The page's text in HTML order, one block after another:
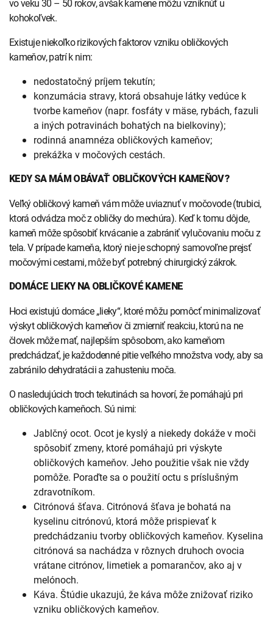
vo veku 30 – 50 rokov, avšak kamene môžu vzniknúť u
kohokoľvek.
Existuje niekoľko rizikových faktorov vzniku obličkových
kameňov, patrí k nim:
nedostatočný príjem tekutín;
konzumácia stravy, ktorá obsahuje látky vedúce k
tvorbe kameňov (napr. fosfáty v mäse, rybách, fazuli
a iných potravinách bohatých na bielkoviny);
rodinná anamnéza obličkových kameňov;
prekážka v močových cestách.
KEDY SA MÁM OBÁVAŤ OBLIČKOVÝCH KAMEŇOV?
Veľký obličkový kameň vám môže uviaznuť v močovode (trubici,
ktorá odvádza moč z obličky do mechúra). Keď k tomu dôjde,
kameň môže spôsobiť krvácanie a zabrániť vylučovaniu moču z
tela. V prípade kameňa, ktorý nie je schopný samovoľne prejsť
močovými cestami, môže byť potrebný chirurgický zákrok.
DOMÁCE LIEKY NA OBLIČKOVÉ KAMENE
Hoci existujú domáce „lieky“, ktoré môžu pomôcť minimalizovať
výskyt obličkových kameňov či zmierniť reakciu, ktorú na ne
človek môže mať, najlepším spôsobom, ako kameňom
predchádzať, je každodenné pitie veľkého množstva vody, aby sa
zabránilo dehydratácii a zahusteniu moča.
O nasledujúcich troch tekutinách sa hovorí, že pomáhajú pri
obličkových kameňoch. Sú nimi:
Jablčný ocot. Ocot je kyslý a niekedy dokáže v moči
spôsobiť zmeny, ktoré pomáhajú pri výskyte
obličkových kameňov. Jeho použitie však nie vždy
pomôže. Poraďte sa o použití octu s príslušným
zdravotníkom.
Citrónová šťava. Citrónová šťava je bohatá na
kyselinu citrónovú, ktorá môže prispievať k
predchádzaniu tvorby obličkových kameňov. Kyselina
citrónová sa nachádza v rôznych druhoch ovocia
vrátane citrónov, limetiek a pomarančov, ako aj v
melónoch.
Káva. Štúdie ukazujú, že káva môže znižovať riziko
vzniku obličkových kameňov.